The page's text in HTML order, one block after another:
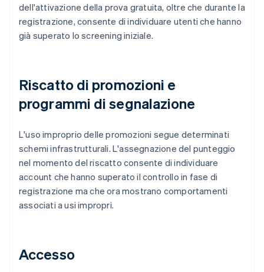
dell'attivazione della prova gratuita, oltre che durante la
registrazione, consente di individuare utenti che hanno
già superato lo screening iniziale.
Riscatto di promozioni e
programmi di segnalazione
L'uso improprio delle promozioni segue determinati
schemi infrastrutturali. L'assegnazione del punteggio
nel momento del riscatto consente di individuare
account che hanno superato il controllo in fase di
registrazione ma che ora mostrano comportamenti
associati a usi impropri.
Accesso